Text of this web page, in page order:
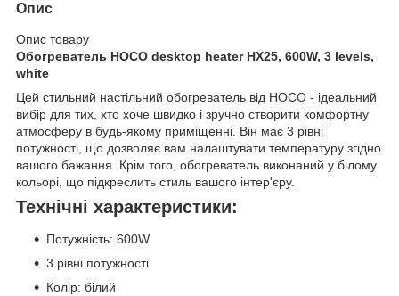
Опис
Опис товару
Обогреватель HOCO desktop heater HX25, 600W, 3 levels,
white
Цей стильний настільний обогреватель від HOCO - ідеальний
вибір для тих, хто хоче швидко і зручно створити комфортну
атмосферу в будь-якому приміщенні. Він має 3 рівні
потужності, що дозволяє вам налаштувати температуру згідно
вашого бажання. Крім того, обогреватель виконаний у білому
кольорі, що підкреслить стиль вашого інтер'єру.
Технічні характеристики:
Потужність: 600W
3 рівні потужності
Колір: білий